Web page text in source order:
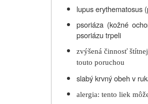
lupus erythematosus
psoriáza (kožné
psoriázu trpeli
zvýšená činnosť
touto poruchou
slabý krvný obeh v
alergia: tento liek